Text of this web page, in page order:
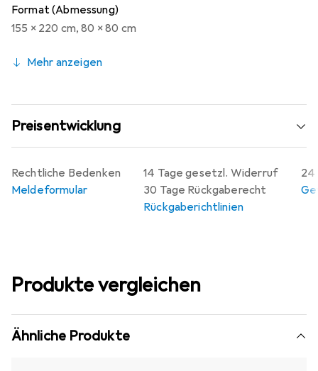
Format (Abmessung)
155 x 220 cm,80 x 80 cm
Mehr anzeigen
Preisentwicklung
14 Tage gesetzl. Widerruf
30 Tage Rückgaberecht
Rückgaberichtlinien
24
Rechtliche Bedenken
Meldeformular
Produkte vergleichen
Ähnliche Produkte